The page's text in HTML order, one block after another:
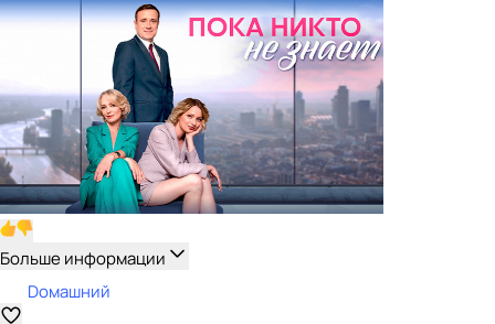
Больше информации
Dомашний